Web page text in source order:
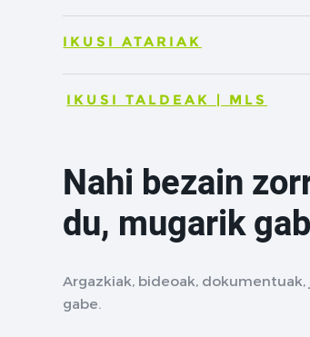
IKUSI ATARIAK
IKUSI TALDEAK | MLS
Nahi bezain
du, mugarik
Argazkiak, bideoak,
gabe.